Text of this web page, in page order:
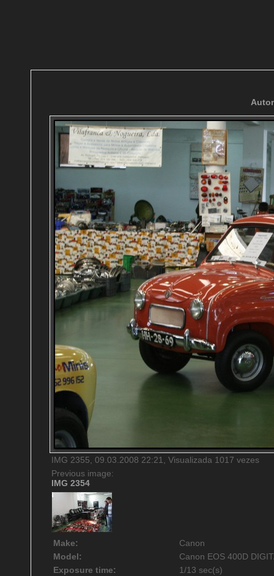
IMG 2355, 09.03.2008 22:21, Visualizada 1017 vezes
Previous image:
IMG 2354
Make:
Canon
Model:
Canon EOS 400D
Exposure time:
1/13 sec(s)